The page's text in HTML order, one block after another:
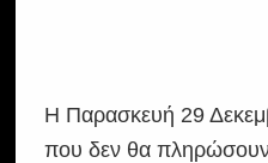
Η Παρασκευή 29
που δεν θα πληρώσουν